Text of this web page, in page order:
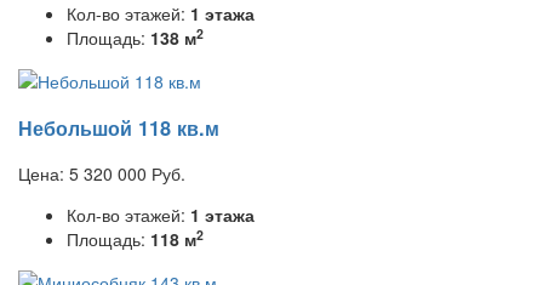
Кол-во этажей: 1 этажа
Площадь: 138 м2
Небольшой 118 кв.м
Цена: 5 320 000 Руб.
Кол-во этажей: 1 этажа
Площадь: 118 м2